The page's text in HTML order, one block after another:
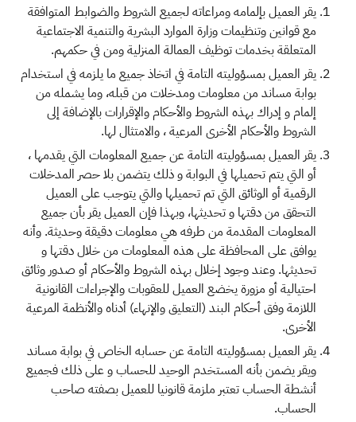
يقر العميل بإلمامه ومراعاته لجميع الشروط والضوابط المتوافقة
مع قوانين وتنظيمات وزارة الموارد البشرية والتنمية الاجتماعية
المتعلقة بخدمات توظيف العمالة المنزلية ومن في حكمهم.
يقر العميل بمسؤوليته التامة في اتخاذ جميع ما يلزمه في استخدام
بوابة مساند من معلومات ومدخلات من قبله، وما يشمله من
إلمام و إدراك بهذه الشروط والأحكام والإقرارات بالإضافة إلى
الشروط والأحكام الأخرى المرعية ، والامتثال لها.
يقر العميل بمسؤوليته التامة عن جميع المعلومات التي يقدمها ،
أو التي يتم تحميلها في البوابة و ذلك يتضمن بلا حصر المدخلات
الرقمية أو الوثائق التي تم تحميلها والتي يتوجب على العميل
التحقق من دقتها و تحديثها، وبهذا فإن العميل يقر بأن جميع
المعلومات المقدمة من طرفه هي معلومات دقيقة وحديثة. وأنه
يوافق على المحافظة على هذه المعلومات من خلال دقتها و
تحديثها. وعند وجود إخلال بهذه الشروط والأحكام أو صدور وثائق
احتيالية أو مزورة يخضع العميل للعقوبات والإجراءات القانونية
اللازمة وفق أحكام البند (التعليق والإنهاء) أدناه والأنظمة المرعية
الأخرى.
يقر العميل بمسؤوليته التامة عن حسابه الخاص في بوابة مساند
ويقر يضمن بأنه المستخدم الوحيد للحساب و على ذلك فجميع
أنشطة الحساب تعتبر ملزمة قانونيا للعميل بصفته صاحب
الحساب.